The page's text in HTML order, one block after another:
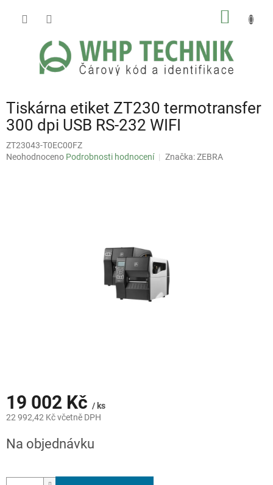
Tiskárna etiket ZT230 termotransfer
300 dpi USB RS-232 WIFI
ZT23043-T0EC00FZ
Průměrné
Neohodnoceno Podrobnosti hodnocení Značka:ZEBRA
19 002 Kč / ks
22 992,42 Kč včetně DPH
cena:
Na objednávku